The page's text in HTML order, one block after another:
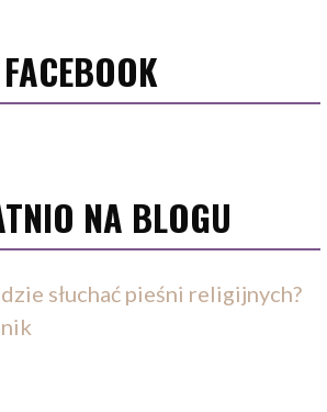
FACEBOOK
NA BLOGU
słuchać pieśni religijnych?